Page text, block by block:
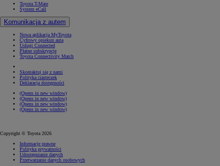
Toyota T-Mate
System eCall
Komunikacja z autem
Nowa aplikacja MyToyota
Cyfrowy opiekun auta
Usługi Connected
Płatne subskrypcje
Toyota Connectivity Match
Skontaktuj się z nami
Polityka ciasteczek
Deklaracja dostępności
(Opens in new window)
(Opens in new window)
(Opens in new window)
(Opens in new window)
Copyright © Toyota 2026
Informacje prawne
Polityka prywatności
Udostępnianie danych
Przetwarzanie danych osobowych